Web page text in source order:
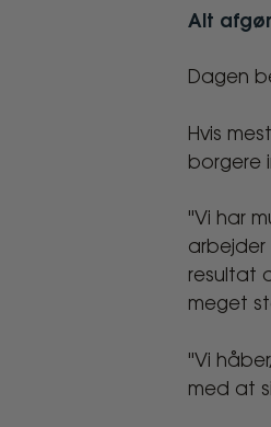
for
HB
Alt
Dagen
Hvis
borgere
"Vi har
resultat
meget
"Vi
med at